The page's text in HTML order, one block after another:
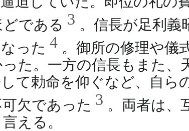
である 3 。信長が足利義
った 4 。御所の修理や儀
た。一方の信長もまた、
て勅命を仰ぐなど、自ら
欠であった 3 。両者は、
える。